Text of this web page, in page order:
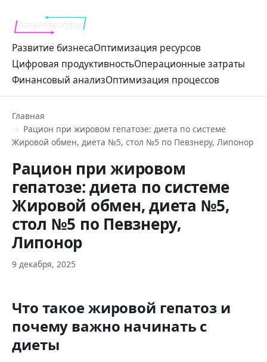
Развитие бизнесаОптимизация ресурсов
Цифровая продуктивностьОперационные затраты
Финансовый анализОптимизация процессов
Главная
Рацион при жировом гепатозе: диета по системе
Жировой обмен, диета №5, стол №5 по Певзнеру, Липонор
Рацион при жировом
гепатозе: диета по системе
Жировой обмен, диета №5,
стол №5 по Певзнеру,
Липонор
9 декабря, 2025
Что такое жировой гепатоз и
почему важно начинать с
диеты